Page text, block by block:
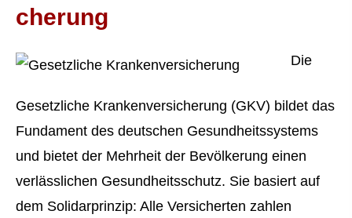
che­rung
Die
Gesetzliche Kranken­ver­si­che­rung (GKV) bildet das
Fundament des deutschen Gesundheitssystems
und bietet der Mehrheit der Bevölkerung einen
verlässlichen Gesundheitsschutz. Sie basiert auf
dem Solidarprinzip: Alle Versicherten zahlen